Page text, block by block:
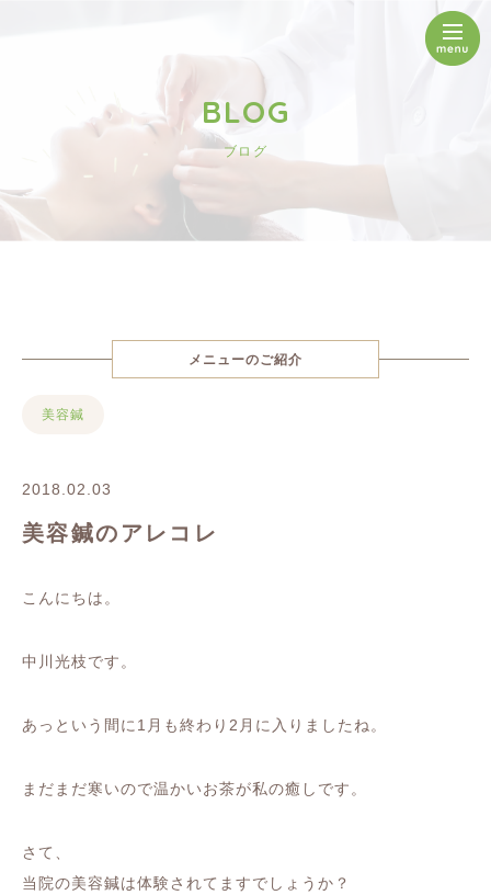
BLOG
ブログ
メニューのご紹介
美容鍼
2018.02.03
美容鍼のアレコレ
こんにちは。
中川光枝です。
あっという間に1月も終わり2月に入りましたね。
まだまだ寒いので温かいお茶が私の癒しです。
さて、
当院の美容鍼は体験されてますでしょうか？